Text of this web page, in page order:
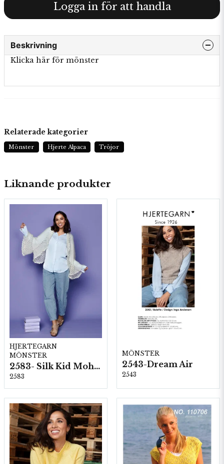
Logga in för att handla
Beskrivning
Klicka här för mönster
Liknande produkter
HJERTEGARN
MÖNSTER
2583- Silk Kid Mohair
2583
MÖNSTER
2543-Dream Air
2543
Relaterade kategorier
Mönster Hjerte Alpaca Tröjor